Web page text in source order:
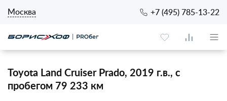
Москва +7 (495) 785-13-22
Toyota Land Cruiser Prado, 2019 г.в., с
пробегом 79 233 км